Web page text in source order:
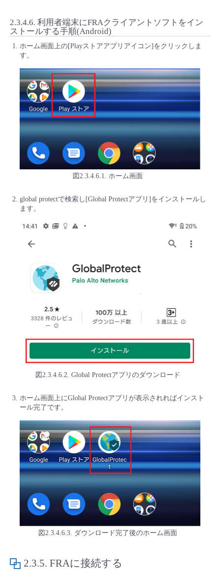
2.3.4.6. 利用者端末にFRAクライアントソフトをイン
ストールする手順(Android)
ホーム画面上の[Playストアアプリアイコン]をクリックしま
す。
図2.3.4.6.1. ホーム画面
global protectで検索し[Global Protectアプリ]をインストールし
ます。
図2.3.4.6.2. Global Protectアプリのダウンロード
ホーム画面上にGlobal Protectアプリが表示されればインスト
ール完了です。
図2.3.4.6.3. ダウンロード完了後のホーム画面
2.3.5. FRAに接続する